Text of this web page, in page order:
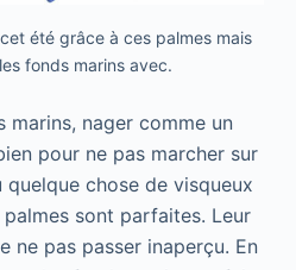
été grâce à ces palmes mais
fonds marins avec.
marins, nager comme un
pour ne pas marcher sur
chose de visqueux
sont parfaites. Leur
ne pas passer inaperçu. En